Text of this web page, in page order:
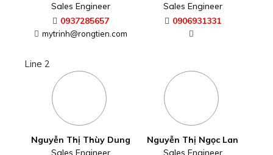
Sales Engineer
0937285657
mytrinh@rongtien.com
Sales Engineer
0906931331
Line 2
Nguyễn Thị Thùy Dung
Sales Engineer
Nguyễn Thị Ngọc Lan
Sales Engineer